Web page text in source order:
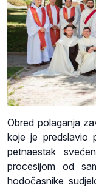
Obred polaganja
koje je predslavio
petnaestak
procesijom od
hodočasnike